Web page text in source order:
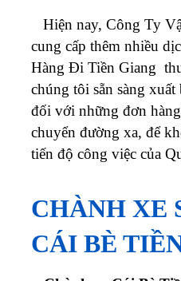
Hiện nay, Công Ty
cung cấp thêm nhiều
Hàng Đi Tiền Giang
chúng tôi sẵn sàng
đối với những đơn
chuyển đường xa, để
tiến độ công việc của
CHÀNH XE
CÁI BÈ